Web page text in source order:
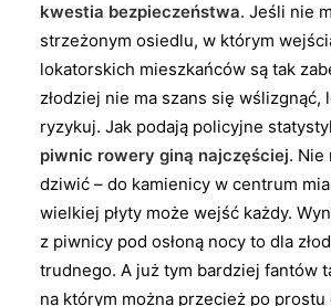
kwestia bezpieczeństwa. Jeśli nie
strzeżonym osiedlu, w którym
lokatorskich mieszkańców są tak
złodziej nie ma szans się wślizgnąć,
ryzykuj. Jak podają policyjne
piwnic rowery giną najczęściej. Nie
dziwić – do kamienicy w centrum
wielkiej płyty może wejść każdy.
z piwnicy pod osłoną nocy to dla
trudnego. A już tym bardziej fantów
na którym można przecież po